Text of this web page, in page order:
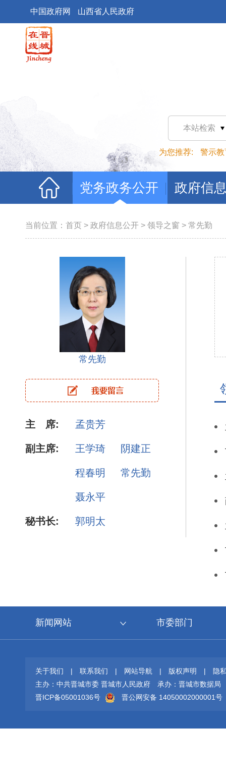
中国政府网 山西省人民政府
本站检索
为您推荐: 警示教
党务政务公开 政府信
当前位置： 首页 > 政府信息公开 > 领导之窗 > 常先勤
常先勤
主 席: 孟贵芳
副主席: 王学琦 阴建正
程春明 常先勤
聂永平
秘书长: 郭明太
新闻网站 市委部门
关于我们 | 联系我们 | 网站导航 | 版权声明 |
隐
主办：中共晋城市委 晋城市人民政府
承办：晋城市数据局
晋ICP备05001036号
晋公网安备 14050002000001号